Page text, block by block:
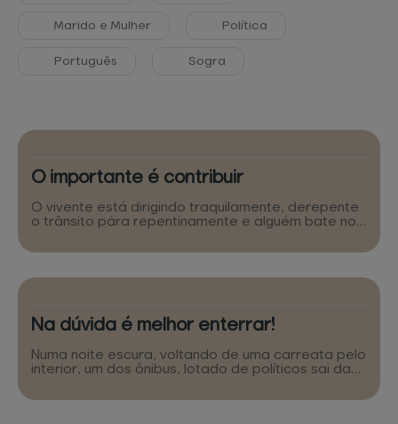
Marido e Mulher Política
Português Sogra
O importante é contribuir
O vivente está dirigindo traquilamente, derepente
o trânsito pára repentinamente e alguém bate no
o que o sujeito quer. Ele responde: -O Presidente
reais, se o valor não for pago, o sequestrador irá
Na dúvida é melhor enterrar!
Numa noite escura, voltando de uma carreata pelo
interior, um dos ônibus, lotado de políticos sai da
fazendeiro acorda assustado e vai ver o que